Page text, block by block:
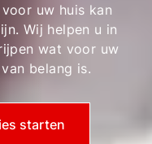
uw huis kan
Wij helpen u in
wat voor uw
belang is.
starten